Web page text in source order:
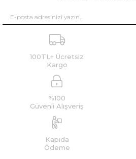
100TL+ Ücretsiz
Kargo
%100
Güvenli Alışveriş
Kapıda
Ödeme